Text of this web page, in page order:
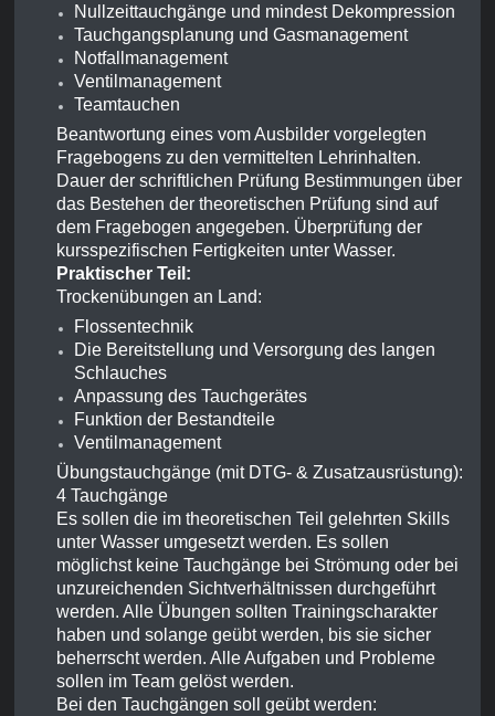
Nullzeittauchgänge und mindest Dekompression
Tauchgangsplanung und Gasmanagement
Notfallmanagement
Ventilmanagement
Teamtauchen
Beantwortung eines vom Ausbilder vorgelegten
Fragebogens zu den vermittelten Lehrinhalten.
Dauer der schriftlichen Prüfung Bestimmungen über
das Bestehen der theoretischen Prüfung sind auf
dem Fragebogen angegeben. Überprüfung der
kursspezifischen Fertigkeiten unter Wasser.
Praktischer Teil:
Trockenübungen an Land:
Flossentechnik
Die Bereitstellung und Versorgung des langen
Schlauches
Anpassung des Tauchgerätes
Funktion der Bestandteile
Ventilmanagement
Übungstauchgänge (mit DTG- & Zusatzausrüstung):
4 Tauchgänge
Es sollen die im theoretischen Teil gelehrten Skills
unter Wasser umgesetzt werden. Es sollen
möglichst keine Tauchgänge bei Strömung oder bei
unzureichenden Sichtverhältnissen durchgeführt
werden. Alle Übungen sollten Trainingscharakter
haben und solange geübt werden, bis sie sicher
beherrscht werden. Alle Aufgaben und Probleme
sollen im Team gelöst werden.
Bei den Tauchgängen soll geübt werden: